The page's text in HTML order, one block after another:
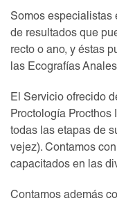
Somos especialistas
de resultados que
recto o ano, y éstas
las Ecografías
El Servicio ofrecido
Proctología Procthos
todas las etapas de
vejez). Contamos
capacitados en las
Contamos además